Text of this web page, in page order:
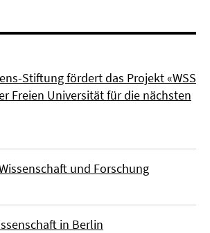
Stiftung fördert das Projekt «WSS
Freien Universität für die nächsten
und Forschung
in Berlin